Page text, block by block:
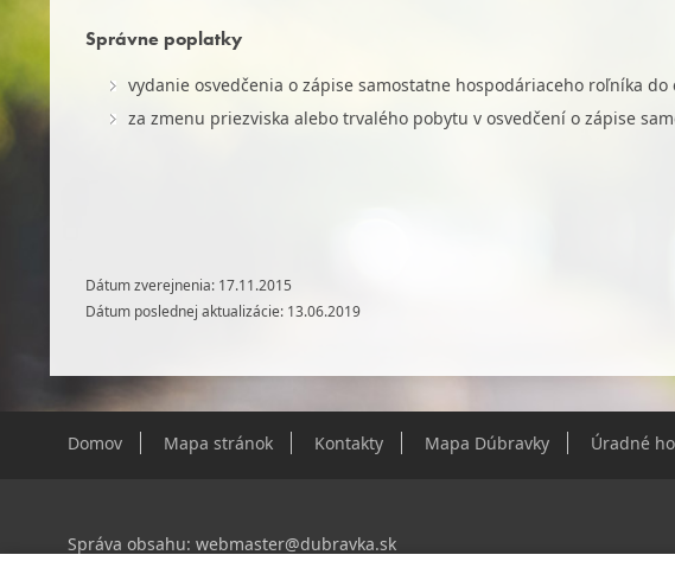
Správne poplatky
vydanie osvedčenia o zápise samostatne hospodáriaceho roľníka do
za zmenu priezviska alebo trvalého pobytu v osvedčení o zápise
Dátum zverejnenia: 17.11.2015
Dátum poslednej aktualizácie: 13.06.2019
Domov Mapa stránok Kontakty Mapa Dúbravky Úradné
Správa obsahu: webmaster@dubravka.sk